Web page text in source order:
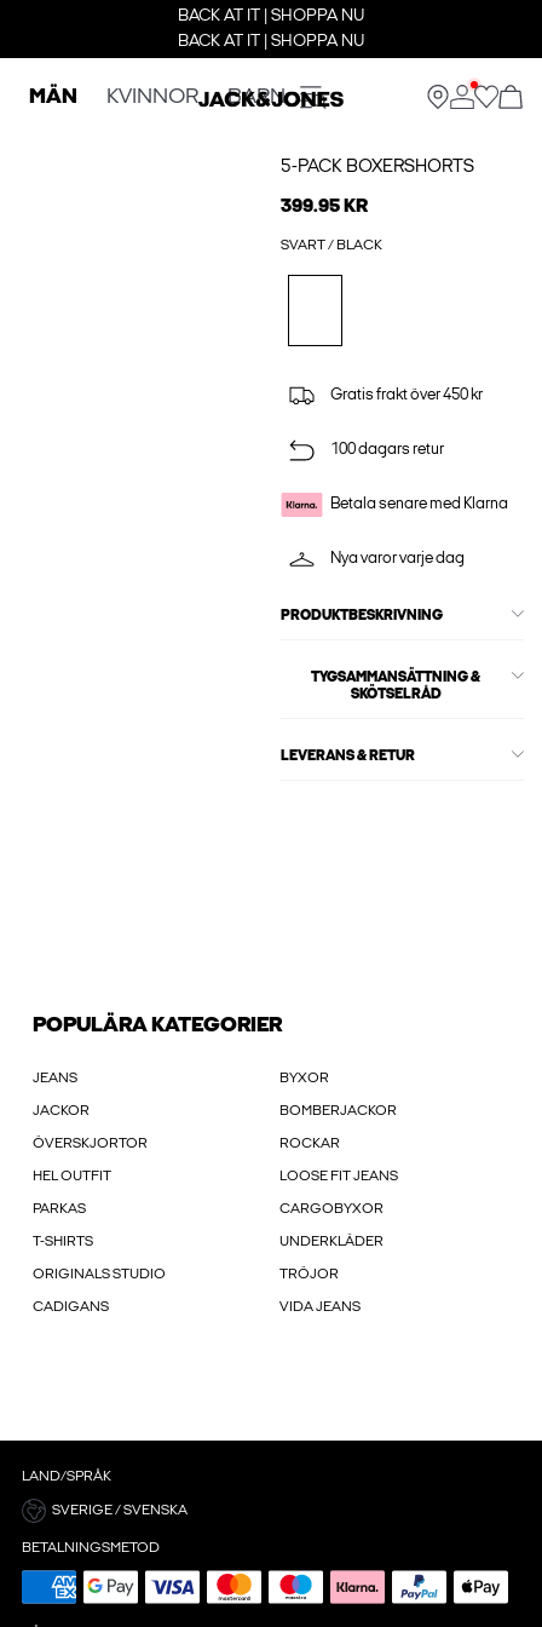
BACK AT IT | SHOPPA NU
BACK AT IT | SHOPPA NU
MÄN KVINNOR BARN
5-PACK BOXERSHORTS
399.95 KR
SVART / BLACK
Gratis frakt över 450 kr
100 dagars retur
Betala senare med Klarna
Nya varor varje dag
PRODUKTBESKRIVNING
TYGSAMMANSÄTTNING &
SKÖTSELRÅD
LEVERANS & RETUR
POPULÄRA KATEGORIER
JEANS BYXOR
JACKOR BOMBERJACKOR
ÖVERSKJORTOR ROCKAR
HEL OUTFIT LOOSE FIT JEANS
PARKAS CARGOBYXOR
T-SHIRTS UNDERKLÄDER
ORIGINALS STUDIO TRÖJOR
CADIGANS VIDA JEANS
LAND/SPRÅK
SVERIGE / SVENSKA
BETALNINGSMETOD